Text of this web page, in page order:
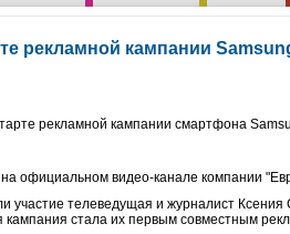
рекламной кампании
рекламной кампании смартфона
официальном видео-канале компании
участие телеведущая и журналист
стала их первым совместным